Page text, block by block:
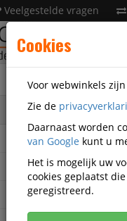
Veelgestelde vragen
Cookies
Voor webwinkels
Zie de
Daarnaast worden
van Google kunt u
Het is mogelijk uw
cookies geplaatst
geregistreerd.